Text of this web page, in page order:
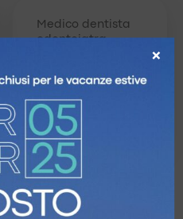
Medico dentista
odontoiatra
Polizza sanitaria
×